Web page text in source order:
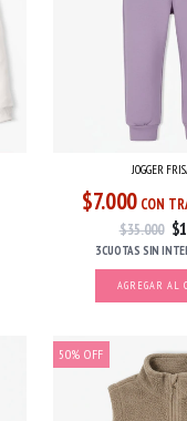
JOGGER
$7.000 CON
$35.000
3 CUOTAS SIN
AGREGAR AL
50%OFF